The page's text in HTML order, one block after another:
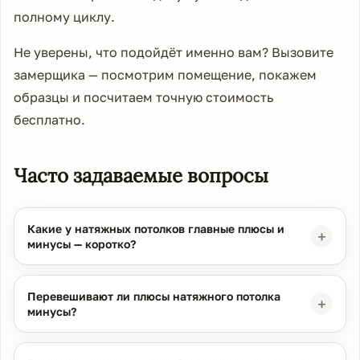
полному циклу.
Не уверены, что подойдёт именно вам? Вызовите
замерщика — посмотрим помещение, покажем
образцы и посчитаем точную стоимость
бесплатно.
Часто задаваемые вопросы
Какие у натяжных потолков главные плюсы и
минусы — коротко?
Три главных плюса —ровная поверхность без
подготовкиоснования, быстрый и чистый
монтаж за несколько часов и защита от
затопления (ПВХ держит до 100 л воды на м²).
Перевешивают ли плюсы натяжного потолка
минусы?
Для обычной отапливаемой квартиры — да.